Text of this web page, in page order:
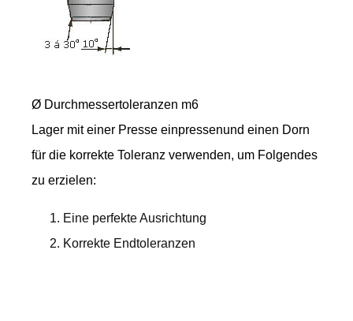
Ø Durchmessertoleranzen m6
Lager mit einer Presse einpressenund einen Dorn
für die korrekte Toleranz verwenden, um Folgendes
zu erzielen:
Eine perfekte Ausrichtung
Korrekte Endtoleranzen